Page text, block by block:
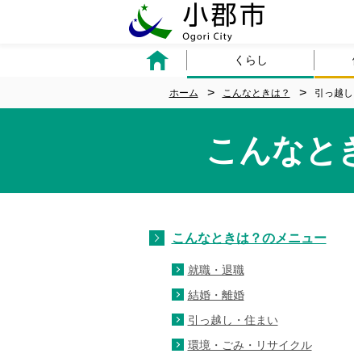
くらし
ホーム こんなときは？ 引っ越
こんなと
こんなときは？のメニュー
就職・退職
結婚・離婚
引っ越し・住まい
環境・ごみ・リサイクル